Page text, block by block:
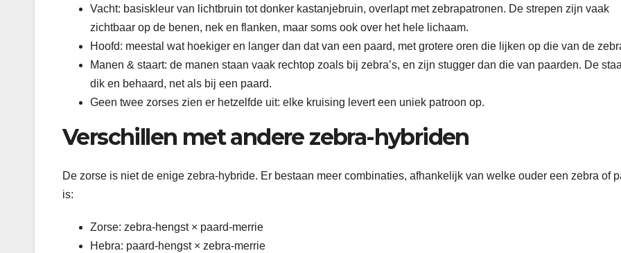
Vacht: basiskleur van lichtbruin tot donker kastanjebruin, overlapt met zebrapatronen. De strepen zijn vaak
zichtbaar op de benen, nek en flanken, maar soms ook over het hele lichaam.
Hoofd: meestal wat hoekiger en langer dan dat van een paard, met grotere oren die lijken op die van de
Manen & staart: de manen staan vaak rechtop zoals bij zebra’s, en zijn stugger dan die van paarden. De
dik en behaard, net als bij een paard.
Geen twee zorses zien er hetzelfde uit: elke kruising levert een uniek patroon op.
Verschillen met andere zebra-hybriden
De zorse is niet de enige zebra-hybride. Er bestaan meer combinaties, afhankelijk van welke ouder een zebra of
is:
Zorse: zebra-hengst × paard-merrie
Hebra: paard-hengst × zebra-merrie